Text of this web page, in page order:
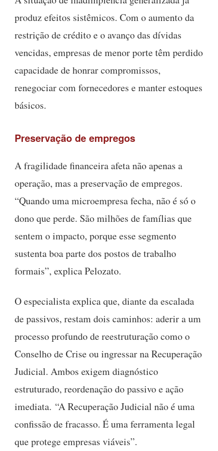
produz efeitos sistêmicos. Com o aumento da
restrição de crédito e o avanço das dívidas
vencidas, empresas de menor porte têm perdido
capacidade de honrar compromissos,
renegociar com fornecedores e manter estoques
básicos.
Preservação de empregos
A fragilidade financeira afeta não apenas a
operação, mas a preservação de empregos.
“Quando uma microempresa fecha, não é só o
dono que perde. São milhões de famílias que
sentem o impacto, porque esse segmento
sustenta boa parte dos postos de trabalho
formais”, explica Pelozato.
O especialista explica que, diante da escalada
de passivos, restam dois caminhos: aderir a um
processo profundo de reestruturação como o
Conselho de Crise ou ingressar na Recuperação
Judicial. Ambos exigem diagnóstico
estruturado, reordenação do passivo e ação
imediata. “A Recuperação Judicial não é uma
confissão de fracasso. É uma ferramenta legal
que protege empresas viáveis”.